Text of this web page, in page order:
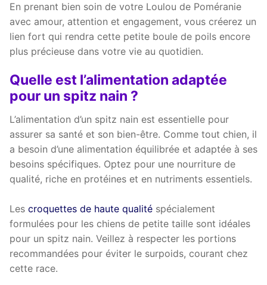
En prenant bien soin de votre Loulou de Poméranie
avec amour, attention et engagement, vous créerez un
lien fort qui rendra cette petite boule de poils encore
plus précieuse dans votre vie au quotidien.
Quelle est l’alimentation adaptée
pour un spitz nain ?
L’alimentation d’un spitz nain est essentielle pour
assurer sa santé et son bien-être. Comme tout chien, il
a besoin d’une alimentation équilibrée et adaptée à ses
besoins spécifiques. Optez pour une nourriture de
qualité, riche en protéines et en nutriments essentiels.
Les croquettes de haute qualité spécialement
formulées pour les chiens de petite taille sont idéales
pour un spitz nain. Veillez à respecter les portions
recommandées pour éviter le surpoids, courant chez
cette race.